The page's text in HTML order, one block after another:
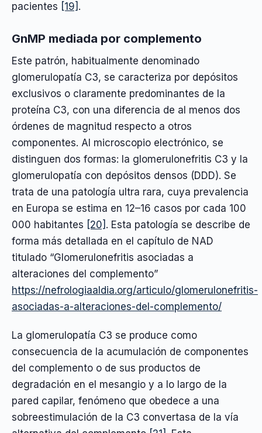
pacientes [19] .
GnMP mediada por complemento
Este patrón, habitualmente denominado
glomerulopatía C3, se caracteriza por depósitos
exclusivos o claramente predominantes de la
proteína C3, con una diferencia de al menos dos
órdenes de magnitud respecto a otros
componentes. Al microscopio electrónico, se
distinguen dos formas: la glomerulonefritis C3 y la
glomerulopatía con depósitos densos (DDD). Se
trata de una patología ultra rara, cuya prevalencia
en Europa se estima en 12–16 casos por cada 100
000 habitantes [20] . Esta patología se describe de
forma más detallada en el capítulo de NAD
titulado “Glomerulonefritis asociadas a
alteraciones del complemento”
https://nefrologiaaldia.org/articulo/glomerulonefritis-
asociadas-a-alteraciones-del-complemento/
La glomerulopatía C3 se produce como
consecuencia de la acumulación de componentes
del complemento o de sus productos de
degradación en el mesangio y a lo largo de la
pared capilar, fenómeno que obedece a una
sobreestimulación de la C3 convertasa de la vía